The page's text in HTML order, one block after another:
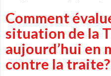
Comment
situation de la
aujourd’hui en
contre la traite?